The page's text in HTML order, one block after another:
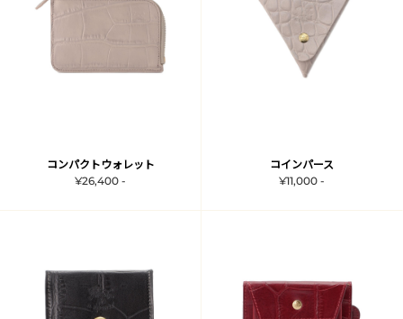
コンパクトウォレット
¥26,400 -
コインパース
¥11,000 -